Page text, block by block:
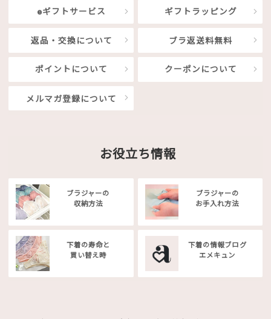
eギフトサービス ギフトラッピング
返品・交換について ブラ返送料無料
ポイントについて クーポンについて
メルマガ登録について
お役立ち情報
ブラジャーの
収納方法
ブラジャーの
お手入れ方法
下着の寿命と
買い替え時
下着の情報ブログ
エメキュン